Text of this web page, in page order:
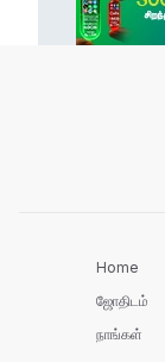
Home
ஜோதிடம்
நாங்கள்